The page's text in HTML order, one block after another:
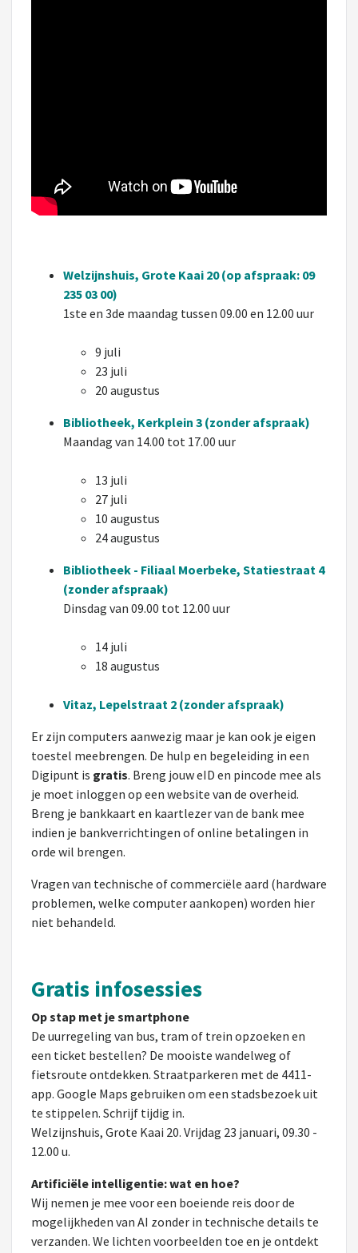
Welzijnshuis, Grote Kaai 20 (op afspraak: 09
235 03 00)
1ste en 3de maandag tussen 09.00 en 12.00 uur
9 juli
23 juli
20 augustus
Bibliotheek, Kerkplein 3 (zonder afspraak)
Maandag van 14.00 tot 17.00 uur
13 juli
27 juli
10 augustus
24 augustus
Bibliotheek - Filiaal Moerbeke, Statiestraat 4
(zonder afspraak)
Dinsdag van 09.00 tot 12.00 uur
14 juli
18 augustus
Vitaz, Lepelstraat 2 (zonder afspraak)
Er zijn computers aanwezig maar je kan ook je eigen
toestel meebrengen. De hulp en begeleiding in een
Digipunt is gratis. Breng jouw eID en pincode mee als
je moet inloggen op een website van de overheid.
Breng je bankkaart en kaartlezer van de bank mee
indien je bankverrichtingen of online betalingen in
orde wil brengen.
Vragen van technische of commerciële aard (hardware
problemen, welke computer aankopen) worden hier
niet behandeld.
Gratis infosessies
Op stap met je smartphone
De uurregeling van bus, tram of trein opzoeken en
een ticket bestellen? De mooiste wandelweg of
fietsroute ontdekken. Straatparkeren met de 4411-
app. Google Maps gebruiken om een stadsbezoek uit
te stippelen. Schrijf tijdig in.
Welzijnshuis, Grote Kaai 20. Vrijdag 23 januari, 09.30 -
12.00 u.
Artificiële intelligentie: wat en hoe?
Wij nemen je mee voor een boeiende reis door de
mogelijkheden van AI zonder in technische details te
verzanden. We lichten voorbeelden toe en je ontdekt